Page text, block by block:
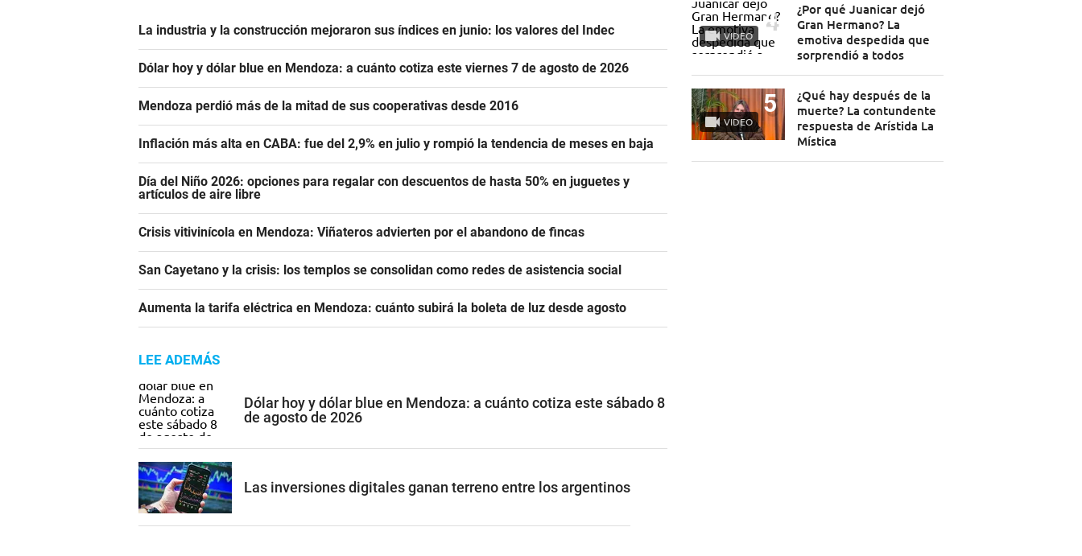
La industria y la construcción mejoraron sus índices en junio: los valores del Indec
Dólar hoy y dólar blue en Mendoza: a cuánto cotiza este viernes 7 de agosto de 2026
Mendoza perdió más de la mitad de sus cooperativas desde 2016
Inflación más alta en CABA: fue del 2,9% en julio y rompió la tendencia de meses en baja
Día del Niño 2026: opciones para regalar con descuentos de hasta 50% en juguetes y
artículos de aire libre
Crisis vitivinícola en Mendoza: Viñateros advierten por el abandono de fincas
San Cayetano y la crisis: los templos se consolidan como redes de asistencia social
Aumenta la tarifa eléctrica en Mendoza: cuánto subirá la boleta de luz desde agosto
LEE ADEMÁS
Dólar hoy y dólar blue en Mendoza: a cuánto cotiza este sábado 8
de agosto de 2026
Las inversiones digitales ganan terreno entre los argentinos
VIDEO
¿Por qué Juanicar dejó
Gran Hermano? La
emotiva despedida que
sorprendió a todos
VIDEO
¿Qué hay después de la
muerte? La contundente
respuesta de Arístida La
Mística